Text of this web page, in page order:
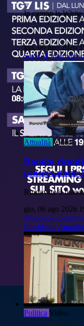
In campo la
gio, 06 ago 2026
Serie-B-
Attualità Video
Romito
conservatorio
Rinnovato il
gio, 06 ago 2026
Monopoli
Presidente Attualità
Politica Video